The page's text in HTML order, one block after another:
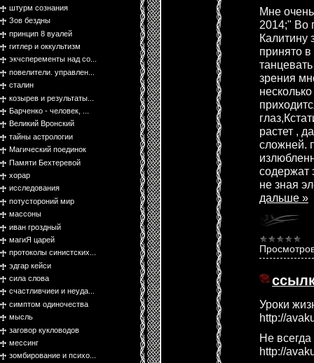
штурм сознания
Зов бездны
принцип 8 вуалей
гитлер и оккультизм
экчсперементы над со...
повелители. управлен...
сталин
козырев и результаты...
Барченко - человек, ...
Великий Вронский
тайны астрологии
Магический поединок
Памяти Бехтеревой
хорар
исследования
потустороний мир
массоны
иван гроздный
магиЯ царей
протоколы синистских...
эдгар кейси
сила слова
счастливчиеи и неуда...
симптом одиночества
мысль
заговор кукловодов
мессинг
зомбирование и психо...
Мне
2014;" Во
Калитину
принято
зрения
растет ,
сложней.
содержат
не зная
дальше »
Уроки
http://
Не
http://